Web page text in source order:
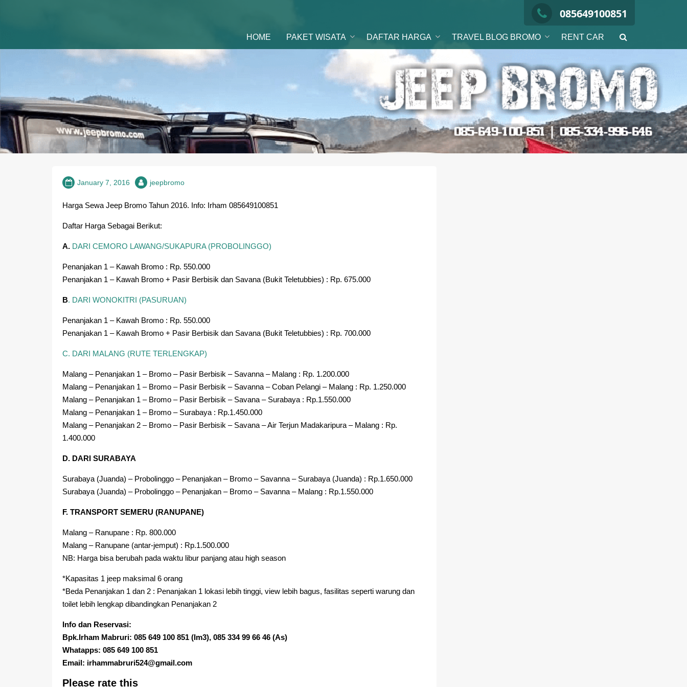
085649100851
HOME PAKET WISATA DAFTAR HARGA TRAVEL BLOG BROMO RENT CAR
January 7, 2016 jeepbromo
Harga Sewa Jeep Bromo Tahun 2016. Info: Irham 085649100851
Daftar Harga Sebagai Berikut:
A. DARI CEMORO LAWANG/SUKAPURA (PROBOLINGGO)
Penanjakan 1 – Kawah Bromo : Rp. 550.000
Penanjakan 1 – Kawah Bromo + Pasir Berbisik dan Savana (Bukit Teletubbies) : Rp. 675.000
B. DARI WONOKITRI (PASURUAN)
Penanjakan 1 – Kawah Bromo : Rp. 550.000
Penanjakan 1 – Kawah Bromo + Pasir Berbisik dan Savana (Bukit Teletubbies) : Rp. 700.000
C. DARI MALANG (RUTE TERLENGKAP)
Malang – Penanjakan 1 – Bromo – Pasir Berbisik – Savanna – Malang : Rp. 1.200.000
Malang – Penanjakan 1 – Bromo – Pasir Berbisik – Savanna – Coban Pelangi – Malang : Rp. 1.250.000
Malang – Penanjakan 1 – Bromo – Pasir Berbisik – Savana – Surabaya : Rp.1.550.000
Malang – Penanjakan 1 – Bromo – Surabaya : Rp.1.450.000
Malang – Penanjakan 2 – Bromo – Pasir Berbisik – Savana – Air Terjun Madakaripura – Malang : Rp.
1.400.000
D. DARI SURABAYA
Surabaya (Juanda) – Probolinggo – Penanjakan – Bromo – Savanna – Surabaya (Juanda) : Rp.1.650.000
Surabaya (Juanda) – Probolinggo – Penanjakan – Bromo – Savanna – Malang : Rp.1.550.000
F. TRANSPORT SEMERU (RANUPANE)
Malang – Ranupane : Rp. 800.000
Malang – Ranupane (antar-jemput) : Rp.1.500.000
NB: Harga bisa berubah pada waktu libur panjang atau high season
*Kapasitas 1 jeep maksimal 6 orang
*Beda Penanjakan 1 dan 2 : Penanjakan 1 lokasi lebih tinggi, view lebih bagus, fasilitas seperti warung dan
toilet lebih lengkap dibandingkan Penanjakan 2
Info dan Reservasi:
Bpk.Irham Mabruri: 085 649 100 851 (Im3), 085 334 99 66 46 (As)
Whatapps: 085 649 100 851
Email: irhammabruri524@gmail.com
Please rate this